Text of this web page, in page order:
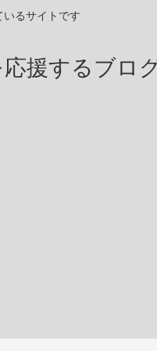
いるサイトです
援するブロ